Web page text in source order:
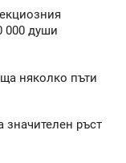
000 души
няколко пъти
ръст